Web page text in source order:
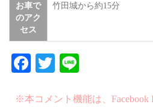
お車で
のアク
セス
竹田城から約15分
Facebook
Twitter
※本コメント機能は、Facebook